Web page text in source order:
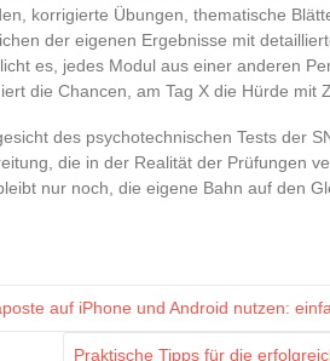
korrigierte Übungen, thematische
der eigenen Ergebnisse mit
es, jedes Modul aus einer anderen
die Chancen, am Tag X die Hürde mit
des psychotechnischen Tests der
die in der Realität der Prüfungen
nur noch, die eigene Bahn auf den
auf iPhone und Android nutzen:
Praktische Tipps für die